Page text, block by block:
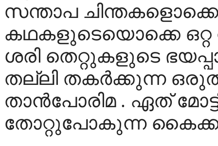
സന്താപ
കഥകളുടെയൊക്കെ ഒറ്റ
ശരി തെറ്റുകളുടെ
തല്ലി തകര്‍ക്കുന്ന
താന്‍പോരിമ . ഏത്‌
തോറ്റുപോകുന്ന